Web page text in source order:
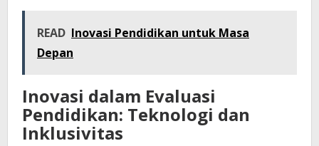
READ Inovasi Pendidikan untuk Masa
Depan
Inovasi dalam Evaluasi
Pendidikan: Teknologi dan
Inklusivitas